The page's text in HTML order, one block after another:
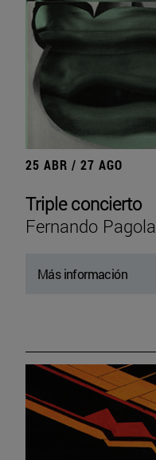
25 ABR / 27 AGO
Triple concierto
Fernando Pagola
Más información